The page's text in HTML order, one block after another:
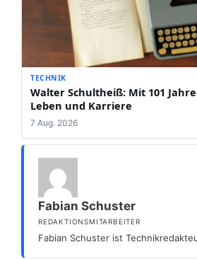
TECHNIK
Walter Schultheiß: Mit 101
Leben und Karriere
7 Aug. 2026
Fabian Schuster
REDAKTIONSMITARBEITER
Fabian Schuster ist